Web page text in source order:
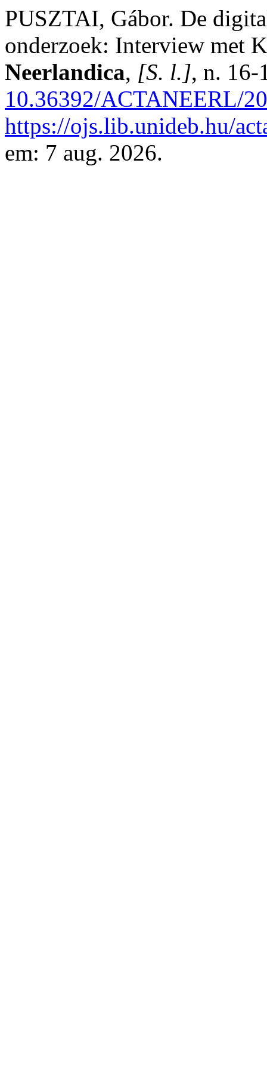
PUSZTAI, Gábor. De
onderzoek: Interview met
Neerlandica, [S. l.], n. 16-
10.36392/ACTANEERL/
https://ojs.lib.unideb.hu/
em: 7 aug. 2026.